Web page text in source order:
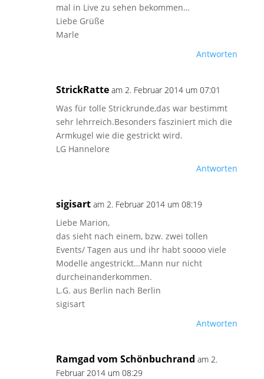
mal in Live zu sehen bekommen…
Liebe Grüße
Marle
Antworten
StrickRatte am 2. Februar 2014 um 07:01
Was für tolle Strickrunde,das war bestimmt
sehr lehrreich.Besonders fasziniert mich die
Armkugel wie die gestrickt wird.
LG Hannelore
Antworten
sigisart am 2. Februar 2014 um 08:19
Liebe Marion,
das sieht nach einem, bzw. zwei tollen
Events/ Tagen aus und ihr habt soooo viele
Modelle angestrickt…Mann nur nicht
durcheinanderkommen.
L.G. aus Berlin nach Berlin
sigisart
Antworten
Ramgad vom Schönbuchrand am 2.
Februar 2014 um 08:29